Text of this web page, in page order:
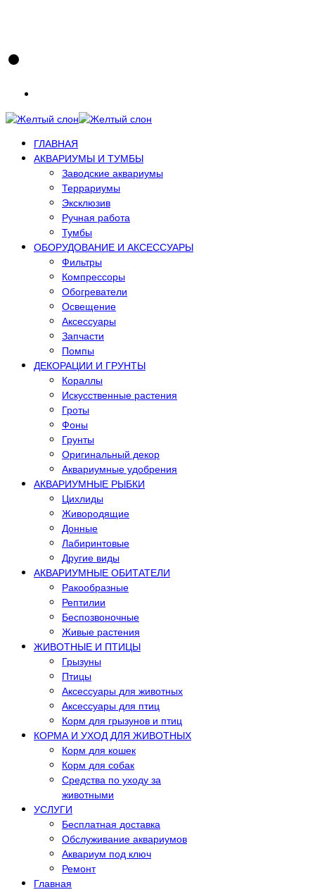
ГЛАВНАЯ
АКВАРИУМЫ И ТУМБЫ
Заводские аквариумы
Террариумы
Эксклюзив
Ручная работа
Тумбы
ОБОРУДОВАНИЕ И АКСЕССУАРЫ
Фильтры
Компрессоры
Обогреватели
Освещение
Аксессуары
Запчасти
Помпы
ДЕКОРАЦИИ И ГРУНТЫ
Кораллы
Искусственные растения
Гроты
Фоны
Грунты
Оригинальный декор
Аквариумные удобрения
АКВАРИУМНЫЕ РЫБКИ
Цихлиды
Живородящие
Донные
Лабиринтовые
Другие виды
АКВАРИУМНЫЕ ОБИТАТЕЛИ
Ракообразные
Рептилии
Беспозвоночные
Живые растения
ЖИВОТНЫЕ И ПТИЦЫ
Грызуны
Птицы
Аксессуары для животных
Аксессуары для птиц
Корм для грызунов и птиц
КОРМА И УХОД ДЛЯ ЖИВОТНЫХ
Корм для кошек
Корм для собак
Средства по уходу за
животными
УСЛУГИ
Бесплатная доставка
Обслуживание аквариумов
Аквариум под ключ
Ремонт
Главная